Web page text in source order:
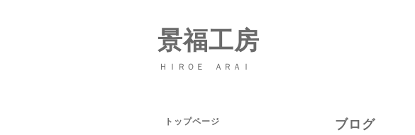
景福工房
ＨＩＲＯＥ ＡＲＡＩ
ブログ
トップページ